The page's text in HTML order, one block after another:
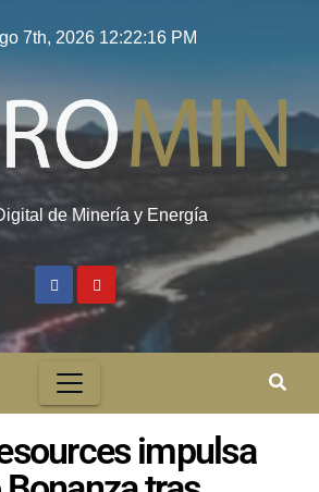
7th, 2026 12:22:17 PM
de Minería y Energía
impulsa